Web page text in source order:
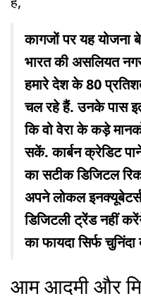
कागजों पर यह
भारत की असलियत
हमारे देश के 80
चल रहे हैं. उनके पास
कि वो वेरा के कड़े
सकें. कार्बन क्रेडिट
का सटीक डिजिटल
अपने लोकल
डिजिटली ट्रेंड नहीं
का फायदा सिर्फ
आम आदमी और